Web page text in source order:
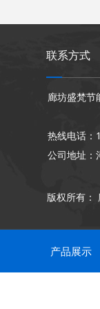
联系方式
廊坊盛梵节
热线电话：
公司地址：
版权所有：
产品展示